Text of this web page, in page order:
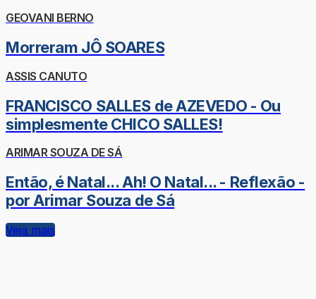
GEOVANI BERNO
Morreram JÔ SOARES
ASSIS CANUTO
FRANCISCO SALLES de AZEVEDO - Ou
simplesmente CHICO SALLES!
ARIMAR SOUZA DE SÁ
Então, é Natal... Ah! O Natal... - Reflexão -
por Arimar Souza de Sá
Veja mais